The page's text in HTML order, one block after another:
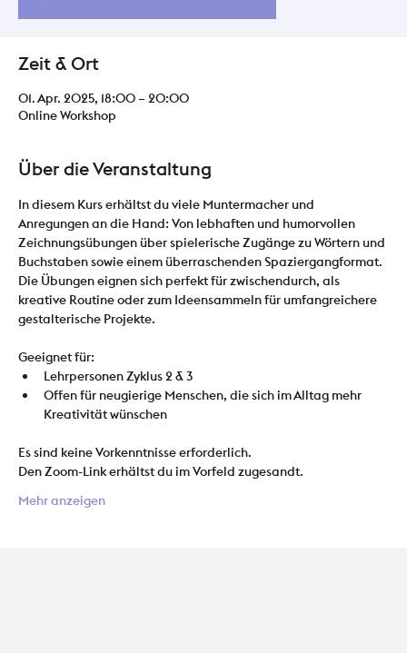
Zeit & Ort
01. Apr. 2025, 18:00 – 20:00
Online Workshop
Über die Veranstaltung
In diesem Kurs erhältst du viele Muntermacher und
Anregungen an die Hand: Von lebhaften und humorvollen
Zeichnungsübungen über spielerische Zugänge zu Wörtern und
Buchstaben sowie einem überraschenden Spaziergangformat.
Die Übungen eignen sich perfekt für zwischendurch, als
kreative Routine oder zum Ideensammeln für umfangreichere
gestalterische Projekte.
Geeignet für:
Lehrpersonen Zyklus 2 & 3
Offen für neugierige Menschen, die sich im Alltag mehr
Kreativität wünschen
Es sind keine Vorkenntnisse erforderlich.
Den Zoom-Link erhältst du im Vorfeld zugesandt.
Mehr anzeigen